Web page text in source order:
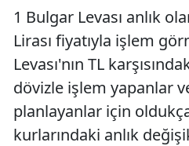
1 Bulgar Levası anlık
Lirası fiyatıyla işlem
Levası'nın TL
dövizle işlem yapanlar
planlayanlar için
kurlarındaki anlık